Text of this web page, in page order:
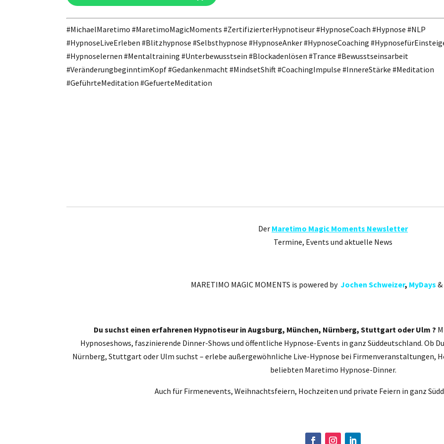
#MichaelMaretimo #MaretimoMagicMoments #ZertifizierterHypnotiseur #HypnoseCoach #Hypnose #NLP
#HypnoseLiveErleben #Blitzhypnose #Selbsthypnose #HypnoseAnker #HypnoseCoaching
#Hypnoselernen #Mentaltraining #Unterbewusstsein #Blockadenlösen #Trance #Bewusstseinsarbeit
#VeränderungbeginntimKopf #Gedankenmacht #MindsetShift #CoachingImpulse #InnereStärke #Meditation
#GeführteMeditation #GefuerteMeditation
Der Maretimo Magic Moments Newsletter
Termine, Events und aktuelle News
MARETIMO MAGIC MOMENTS is powered by Jochen Schweizer, MyDays &
Du suchst einen erfahrenen Hypnotiseur in Augsburg, München, Nürnberg, Stuttgart oder Ulm ?
Hypnoseshows, faszinierende Dinner-Shows und öffentliche Hypnose-Events in ganz Süddeutschland. Ob
Nürnberg, Stuttgart oder Ulm suchst – erlebe außergewöhnliche Live-Hypnose bei Firmenveranstaltungen,
beliebten Maretimo Hypnose-Dinner.
Auch für Firmenevents, Weihnachtsfeiern, Hochzeiten und private Feiern in ganz